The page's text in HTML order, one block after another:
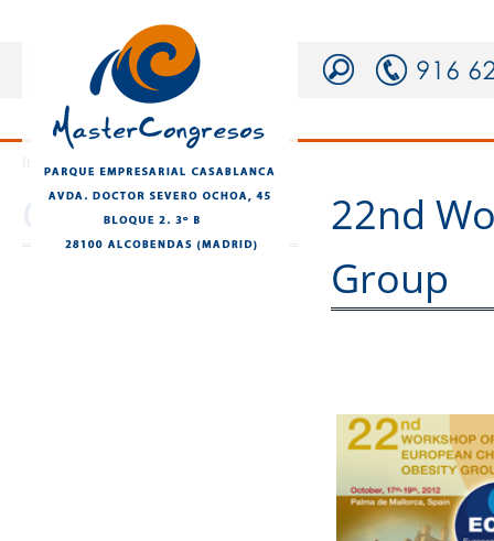
Inicio
Congresos
22nd
Group